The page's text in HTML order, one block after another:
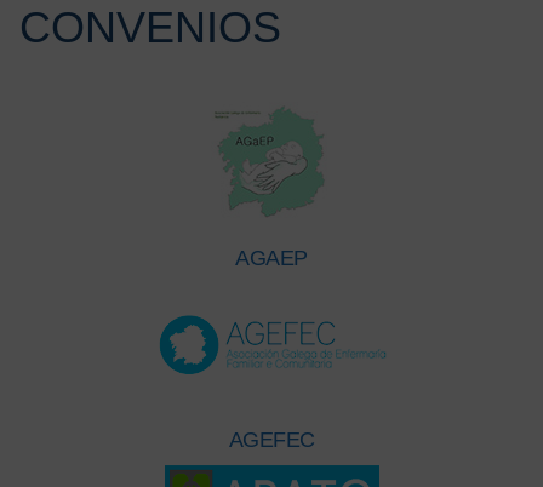
CONVENIOS
AGAEP
AGEFEC